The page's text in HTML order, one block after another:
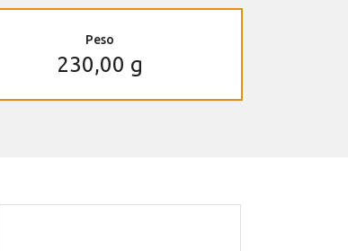
Peso
230,00 g